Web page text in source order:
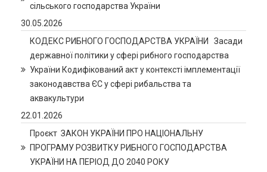
сільського господарства України
30.05.2026
КОДЕКС РИБНОГО ГОСПОДАРСТВА УКРАЇНИ Засади
державної політики у сфері рибного господарства
України Кодифікований акт у контексті імплементації
законодавства ЄС у сфері рибальства та
аквакультури
22.01.2026
Проєкт ЗАКОН УКРАЇНИ ПРО НАЦІОНАЛЬНУ
ПРОГРАМУ РОЗВИТКУ РИБНОГО ГОСПОДАРСТВА
УКРАЇНИ НА ПЕРІОД ДО 2040 РОКУ